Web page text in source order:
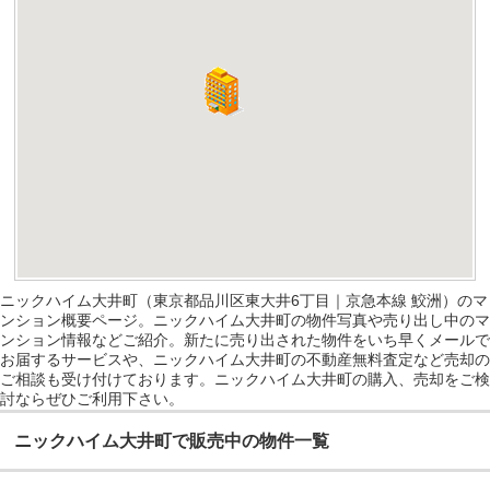
ニックハイム大井町（東京都品川区東大井6丁目｜京急本線 鮫洲）のマ
ンション概要ページ。ニックハイム大井町の物件写真や売り出し中のマ
ンション情報などご紹介。新たに売り出された物件をいち早くメールで
お届するサービスや、ニックハイム大井町の不動産無料査定など売却の
ご相談も受け付けております。ニックハイム大井町の購入、売却をご検
討ならぜひご利用下さい。
ニックハイム大井町で販売中の物件一覧